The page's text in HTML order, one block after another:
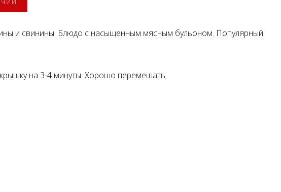
и свинины. Блюдо с насыщенным мясным бульоном. Популярный
крышку на 3-4 минуты. Хорошо перемешать.